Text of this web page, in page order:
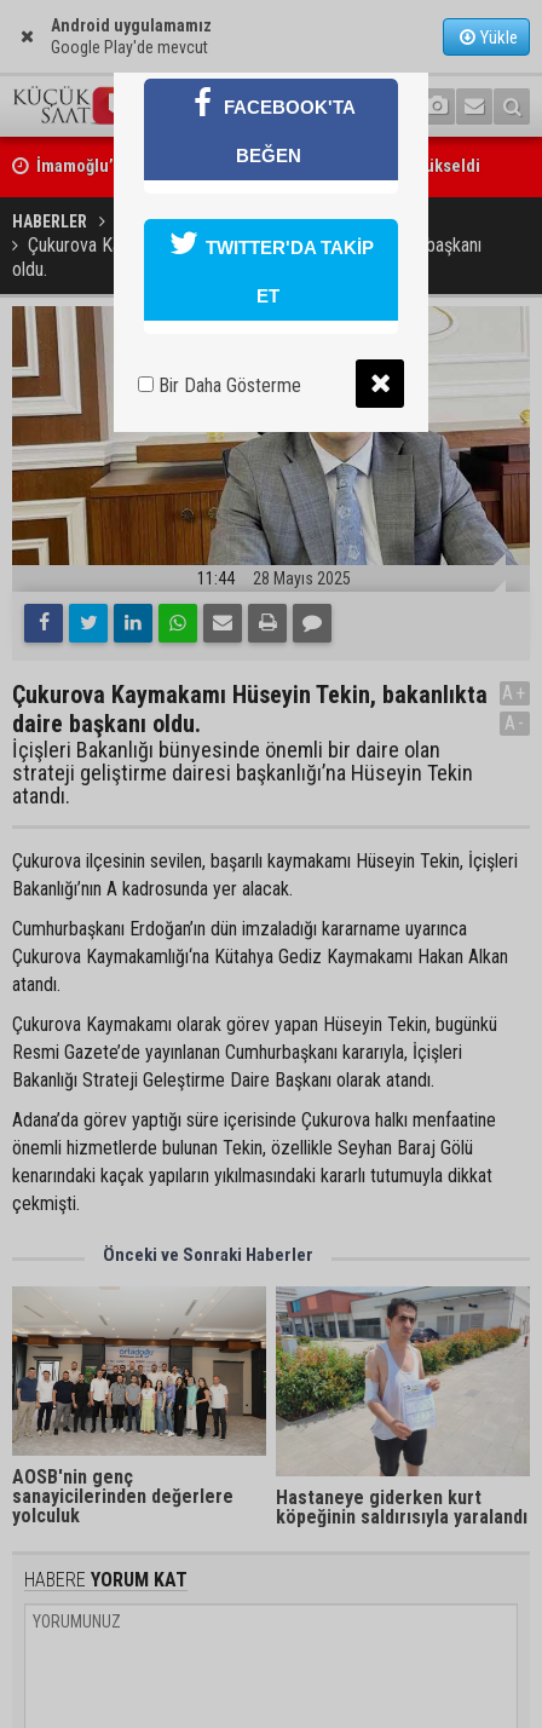
Android uygulamamız
Google Play'de mevcut
Yükle
İmamoğlu’ndaki göçükte acı bilanço: can kaybı 2’ye yükseldi
Feke’de motosiklet ağaca çarptı: 1 kişi hayatını kaybetti
HABERLER YAŞAM
Çukurova Kaymakamı Hüseyin Tekin, bakanlıkta daire başkanı
oldu.
11:44 28 Mayıs 2025
Çukurova Kaymakamı Hüseyin Tekin, bakanlıkta
daire başkanı oldu.
İçişleri Bakanlığı bünyesinde önemli bir daire olan
strateji geliştirme dairesi başkanlığı’na Hüseyin Tekin
atandı.
A+
A-
Çukurova ilçesinin sevilen, başarılı kaymakamı Hüseyin Tekin, İçişleri
Bakanlığı’nın A kadrosunda yer alacak.
Cumhurbaşkanı Erdoğan’ın dün imzaladığı kararname uyarınca
Çukurova Kaymakamlığı‘na Kütahya Gediz Kaymakamı Hakan Alkan
atandı.
Çukurova Kaymakamı olarak görev yapan Hüseyin Tekin, bugünkü
Resmi Gazete’de yayınlanan Cumhurbaşkanı kararıyla, İçişleri
Bakanlığı Strateji Geleştirme Daire Başkanı olarak atandı.
Adana’da görev yaptığı süre içerisinde Çukurova halkı menfaatine
önemli hizmetlerde bulunan Tekin, özellikle Seyhan Baraj Gölü
kenarındaki kaçak yapıların yıkılmasındaki kararlı tutumuyla dikkat
çekmişti.
Önceki ve Sonraki Haberler
AOSB'nin genç
sanayicilerinden değerlere
yolculuk
Hastaneye giderken kurt
köpeğinin saldırısıyla yaralandı
HABERE YORUM KAT
FACEBOOK'TA
BEĞEN
TWITTER'DA TAKİP
ET
Bir Daha Gösterme